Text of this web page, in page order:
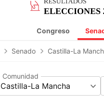
Congreso
Senado Castilla-La
Castilla-La Mancha
Comunidad